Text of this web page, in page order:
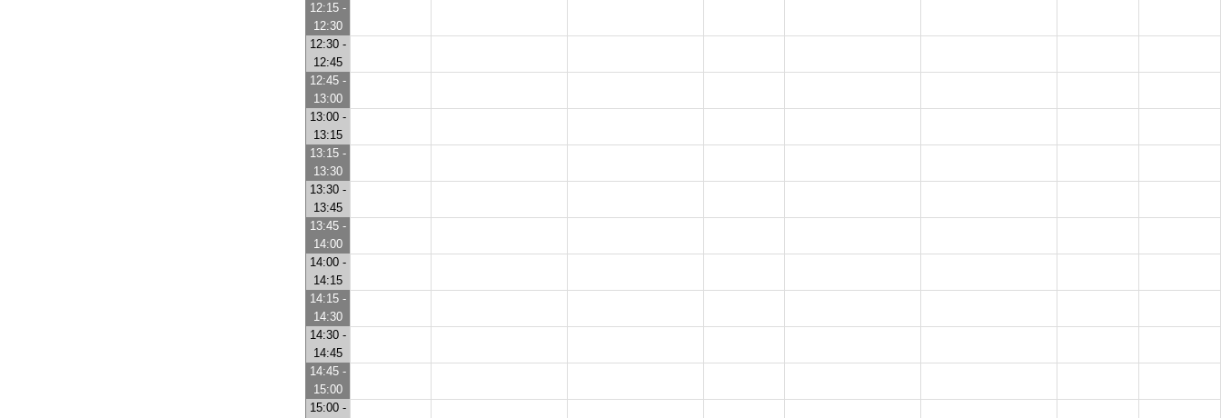
12:15 -
12:30
12:30 -
12:45
12:45 -
13:00
13:00 -
13:15
13:15 -
13:30
13:30 -
13:45
13:45 -
14:00
14:00 -
14:15
14:15 -
14:30
14:30 -
14:45
14:45 -
15:00
15:00 -